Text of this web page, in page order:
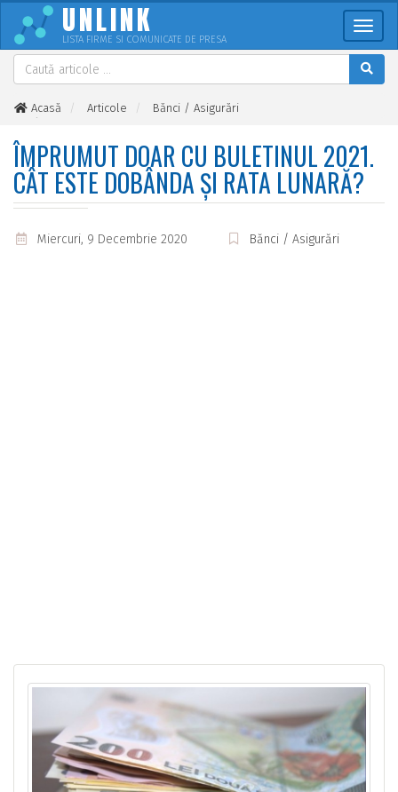
UNLINK
LISTA FIRME SI COMUNICATE DE PRESA
Acasă Articole
Bănci / Asigurări
lunară?
ÎMPRUMUT DOAR CU BULETINUL 2021.
CÂT ESTE DOBÂNDA ȘI RATA LUNARĂ?
Miercuri, 9 Decembrie 2020 Bănci / Asigurări